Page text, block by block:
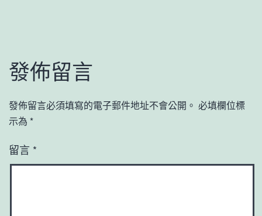
發佈留言
發佈留言必須填寫的電子郵件地址不會公開。 必填欄位標
示為 *
留言 *